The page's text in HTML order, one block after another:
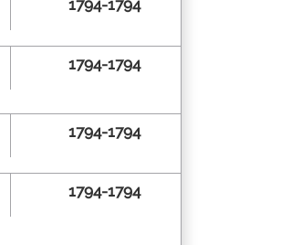
1794-1794
1794-1794
1794-1794
1794-1794